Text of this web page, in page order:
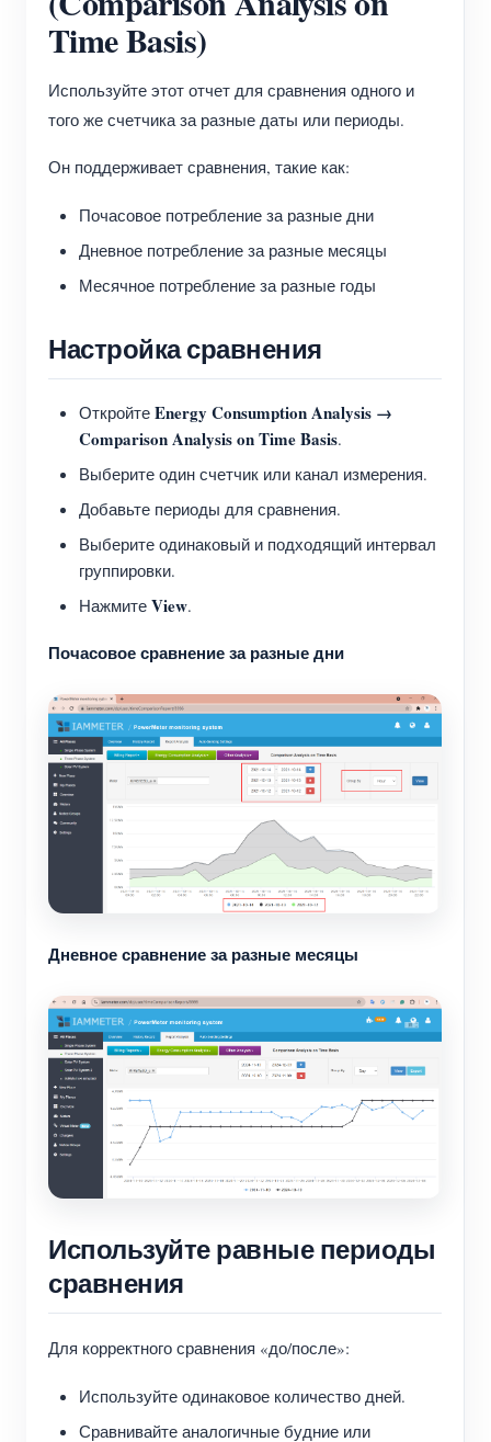
Time Basis)
Используйте этот отчет для сравнения одного и
того же счетчика за разные даты или периоды.
Он поддерживает сравнения, такие как:
Почасовое потребление за разные дни
Дневное потребление за разные месяцы
Месячное потребление за разные годы
Настройка сравнения
Откройте Energy Consumption Analysis →
Comparison Analysis on Time Basis.
Выберите один счетчик или канал измерения.
Добавьте периоды для сравнения.
Выберите одинаковый и подходящий интервал
группировки.
Нажмите View.
Почасовое сравнение за разные дни
Дневное сравнение за разные месяцы
Используйте равные периоды
сравнения
Для корректного сравнения «до/после»:
Используйте одинаковое количество дней.
Сравнивайте аналогичные будние или